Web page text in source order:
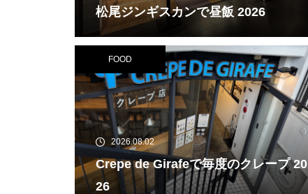
松尾ジンギスカンで昼飯 2026
FOOD
2026.08.02
Crepe de Girafeで毎度のクレープ 20
26